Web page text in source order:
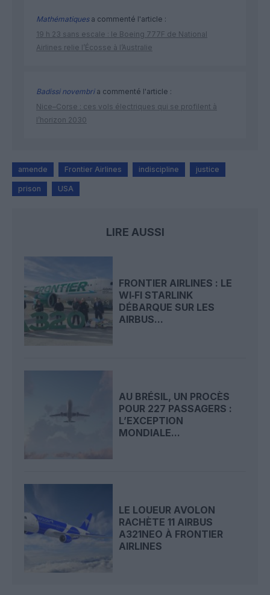
Mathématiquesa commenté l'article :
19 h 23 sans escale : le Boeing 777F de National
Airlines relie l’Écosse à l’Australie
Badissi novembria commenté l'article :
Nice–Corse : ces vols électriques qui se profilent à
l’horizon 2030
amende Frontier Airlines indiscipline justice
prison USA
LIRE AUSSI
FRONTIER AIRLINES : LE
WI‑FI STARLINK
DÉBARQUE SUR LES
AIRBUS...
AU BRÉSIL, UN PROCÈS
POUR 227 PASSAGERS :
L’EXCEPTION
MONDIALE...
LE LOUEUR AVOLON
RACHÈTE 11 AIRBUS
A321NEO À FRONTIER
AIRLINES